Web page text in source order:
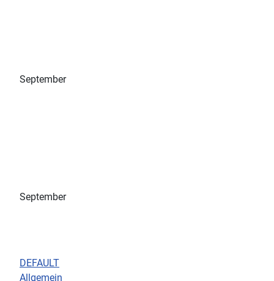
September
September
DEFAULT
Allgemein